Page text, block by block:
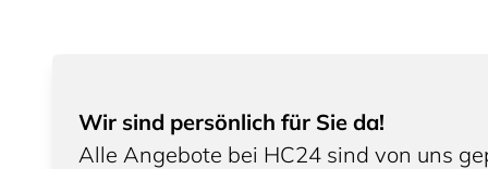
Wir sind persönlich für Sie da!
Alle Angebote bei HC24 sind von uns